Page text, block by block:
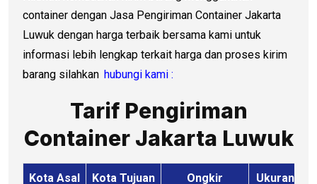
container dengan Jasa Pengiriman Container Jakarta
Luwuk dengan harga terbaik bersama kami untuk
informasi lebih lengkap terkait harga dan proses kirim
barang silahkan hubungi kami :
Tarif Pengiriman
Container Jakarta Luwuk
Kota Asal Kota Tujuan Ongkir Ukuran